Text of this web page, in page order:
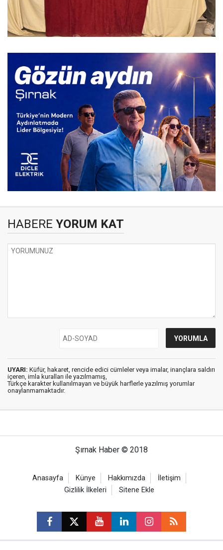
HABERE YORUM KAT
UYARI: Küfür, hakaret, rencide edici cümleler veya imalar, inançlara saldırı
içeren, imla kuralları ile yazılmamış,
Türkçe karakter kullanılmayan ve büyük harflerle yazılmış yorumlar
onaylanmamaktadır.
Şırnak Haber © 2018
Anasayfa Künye Hakkımızda
İletişim
Gizlilik İlkeleri
Sitene Ekle